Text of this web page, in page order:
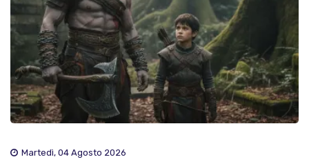
Martedì, 04 Agosto 2026